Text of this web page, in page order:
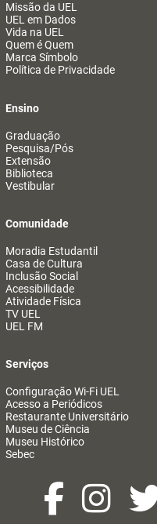
Missão da UEL
UEL em Dados
Vida na UEL
Quem é Quem
Marca Símbolo
Política de Privacidade
Ensino
Graduação
Pesquisa/Pós
Extensão
Biblioteca
Vestibular
Comunidade
Moradia Estudantil
Casa de Cultura
Inclusão Social
Acessibilidade
Atividade Física
TV UEL
UEL FM
Serviços
Configuração Wi-Fi UEL
Acesso a Periódicos
Restaurante Universitário
Museu de Ciência
Museu Histórico
Sebec